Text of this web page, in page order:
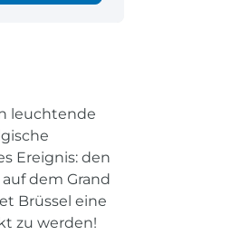
leuchtende
Ereignis: den
dem Grand
Brüssel eine
zu werden!